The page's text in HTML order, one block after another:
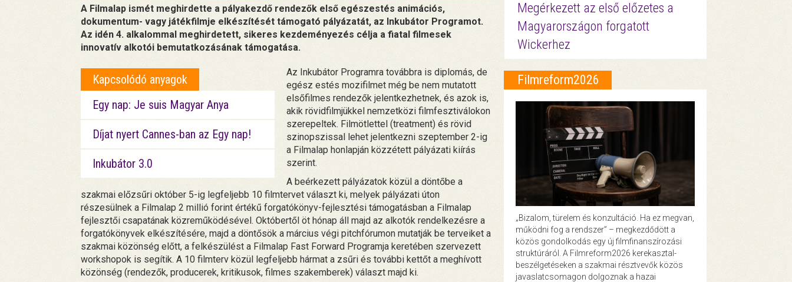
A Filmalap ismét meghirdette a pályakezdő rendezők első egészestés animációs,
dokumentum- vagy játékfilmje elkészítését támogató pályázatát, az Inkubátor Programot.
Az idén 4. alkalommal meghirdetett, sikeres kezdeményezés célja a fiatal filmesek
innovatív alkotói bemutatkozásának támogatása.
Kapcsolódó anyagok
Egy nap: Je suis Magyar Anya
Díjat nyert Cannes-ban az Egy nap!
Inkubátor 3.0
Az Inkubátor Programra továbbra is diplomás, de
egész estés mozifilmet még be nem mutatott
elsőfilmes rendezők jelentkezhetnek, és azok is,
akik rövidfilmjükkel nemzetközi filmfesztiválokon
szerepeltek. Filmötlettel (treatment) és rövid
szinopszissal lehet jelentkezni szeptember 2-ig
a Filmalap honlapján közzétett pályázati kiírás
szerint.
A beérkezett pályázatok közül a döntőbe a
szakmai előzsűri október 5-ig legfeljebb 10 filmtervet választ ki, melyek pályázati úton
részesülnek a Filmalap 2 millió forint értékű forgatókönyv-fejlesztési támogatásban a Filmalap
fejlesztői csapatának közreműködésével. Októbertől öt hónap áll majd az alkotók rendelkezésre a
forgatókönyvek elkészítésére, majd a döntősök a március végi pitchfórumon mutatják be terveiket a
szakmai közönség előtt, a felkészülést a Filmalap Fast Forward Programja keretében szervezett
workshopok is segítik. A 10 filmterv közül legfeljebb hármat a zsűri és további kettőt a meghívott
közönség (rendezők, producerek, kritikusok, filmes szakemberek) választ majd ki.
Megérkezett az első előzetes a
Magyarországon forgatott
Wickerhez
Filmreform2026
„Bizalom, türelem és konzultáció. Ha ez megvan,
működni fog a rendszer” – megkezdődött a
közös gondolkodás egy új filmfinanszírozási
struktúráról. A Filmreform2026 kerekasztal-
beszélgetéseken a szakmai résztvevők közös
javaslatcsomagon dolgoznak a hazai